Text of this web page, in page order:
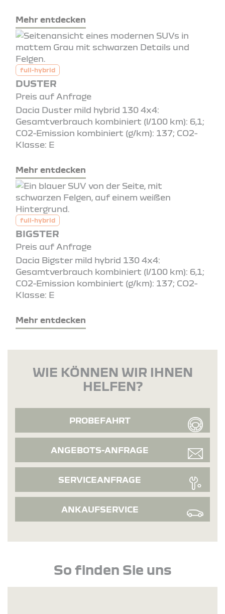
Mehr entdecken
full-hybrid
DUSTER
Preis auf Anfrage
Dacia Duster mild hybrid 130 4x4:
Gesamtverbrauch kombiniert (l/100 km): 6,1;
CO2-Emission kombiniert (g/km): 137; CO2-
Klasse: E
Mehr entdecken
full-hybrid
BIGSTER
Preis auf Anfrage
Dacia Bigster mild hybrid 130 4x4:
Gesamtverbrauch kombiniert (l/100 km): 6,1;
CO2-Emission kombiniert (g/km): 137; CO2-
Klasse: E
Mehr entdecken
WIE KÖNNEN WIR IHNEN
HELFEN?
PROBEFAHRT
ANGEBOTS-ANFRAGE
SERVICEANFRAGE
ANKAUFSERVICE
So finden Sie uns